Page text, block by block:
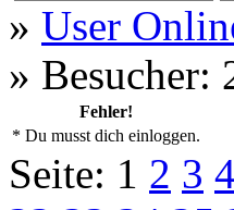
» User
» Besucher:
Fehler!
* Du musst dich einloggen.
Seite: 1 2 3 4